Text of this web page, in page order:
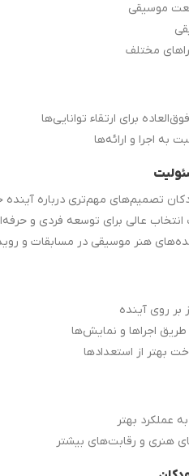
موسیقی
مختلف
برای ارتقاء توانایی‌ها
اجرا و ارائه‌ها
تصمیم‌های مهم‌تری درباره
عالی برای توسعه فردی و
هنر موسیقی در مسابقات و
بر روی آینده
اجراها و نمایش‌ها
بهتر از استعدادها
عملکرد بهتر
هنری و رقابت‌های بیشتر